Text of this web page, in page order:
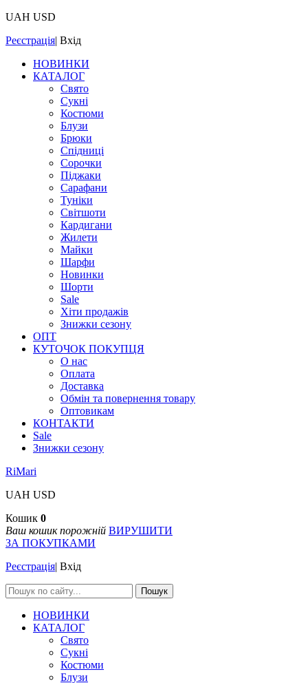
UAH USD
Реєстрація| Вхід
НОВИНКИ
КАТАЛОГ
Свято
Сукні
Костюми
Блузи
Брюки
Спідниці
Сорочки
Піджаки
Сарафани
Туніки
Світшоти
Кардигани
Жилети
Майки
Шарфи
Новинки
Шорти
Sale
Хіти продажів
Знижки сезону
ОПТ
КУТОЧОК ПОКУПЦЯ
О нас
Оплата
Доставка
Обмін та повернення товару
Оптовикам
КОНТАКТИ
Sale
Знижки сезону
RiMari
UAH USD
Кошик 0
Ваш кошик порожній ВИРУШИТИ
ЗА ПОКУПКАМИ
Реєстрація| Вхід
Пошук
НОВИНКИ
КАТАЛОГ
Свято
Сукні
Костюми
Блузи